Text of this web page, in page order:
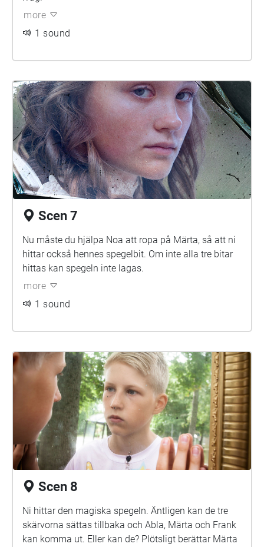
more
1 sound
Scen 7
Nu måste du hjälpa Noa att ropa på Märta, så att ni
hittar också hennes spegelbit. Om inte alla tre bitar
hittas kan spegeln inte lagas.
more
1 sound
Scen 8
Ni hittar den magiska spegeln. Äntligen kan de tre
skärvorna sättas tillbaka och Abla, Märta och Frank
kan komma ut. Eller kan de? Plötsligt berättar Märta